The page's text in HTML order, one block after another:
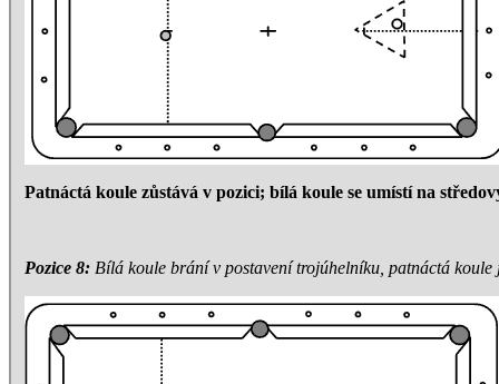
Patnáctá koule zůstává v pozici; bílá koule se umístí na
Pozice 8: Bílá koule brání v postavení trojúhelníku, patnáctá koule